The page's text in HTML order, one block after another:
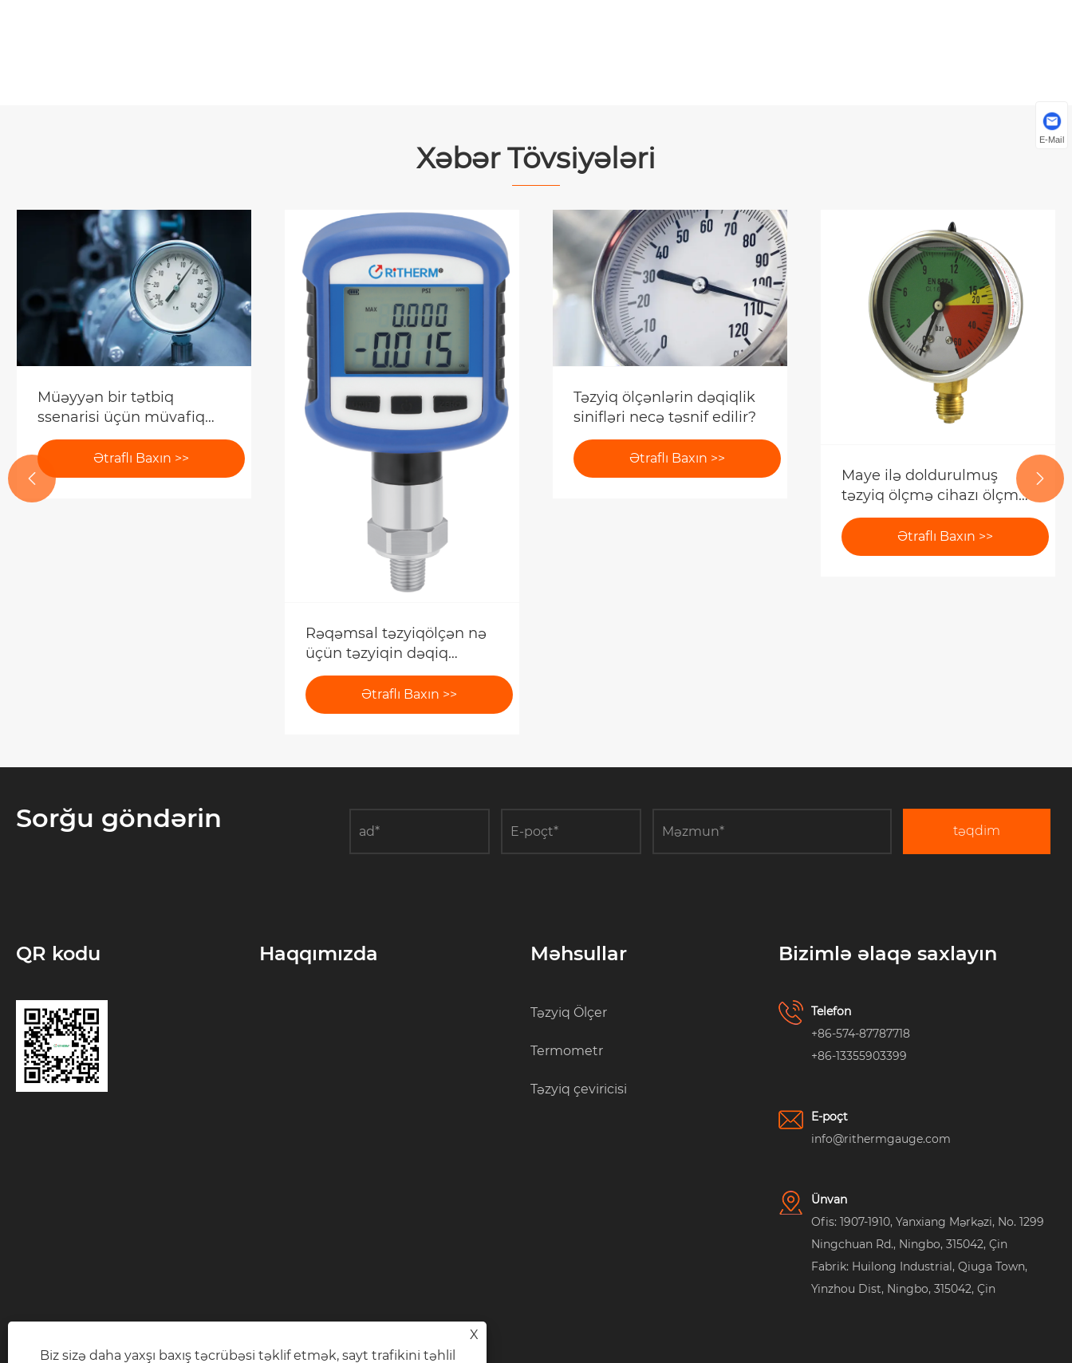
Xəbər Tövsiyələri
Müəyyən bir tətbiq
ssenarisi üçün müvafiq
təzyiq ölçən dəqiqlik
sinfini necə seçmək olar?
Ətraflı Baxın >>
Rəqəmsal təzyiqölçən nə
üçün təzyiqin dəqiq
ölçülməsi üçün vacibdir?
Ətraflı Baxın >>
Təzyiq ölçənlərin dəqiqlik
sinifləri necə təsnif edilir?
Ətraflı Baxın >>
Maye ilə doldurulmuş
təzyiq ölçmə cihazı ölçmə
dəqiqliyini necə artırır?
Ətraflı Baxın >>
 
Sorğu göndərin təqdim
QR kodu Haqqımızda Məhsullar
Təzyiq Ölçer
Termometr
Təzyiq çeviricisi
Bizimlə əlaqə saxlayın
Telefon
+86-574-87787718
+86-13355903399
E-poçt
info@rithermgauge.com
Ünvan
Ofis: 1907-1910, Yanxiang Mərkəzi, No. 1299
Ningchuan Rd., Ningbo, 315042, Çin
Fabrik: Huilong Industrial, Qiuga Town,
Yinzhou Dist, Ningbo, 315042, Çin
E-Mail
X
Biz sizə daha yaxşı baxış təcrübəsi təklif etmək, sayt trafikini təhlil